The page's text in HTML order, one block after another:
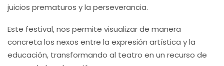
juicios prematuros y la perseverancia.
Este festival, nos permite visualizar de manera
concreta los nexos entre la expresión artística y la
educación, transformando al teatro en un recurso de